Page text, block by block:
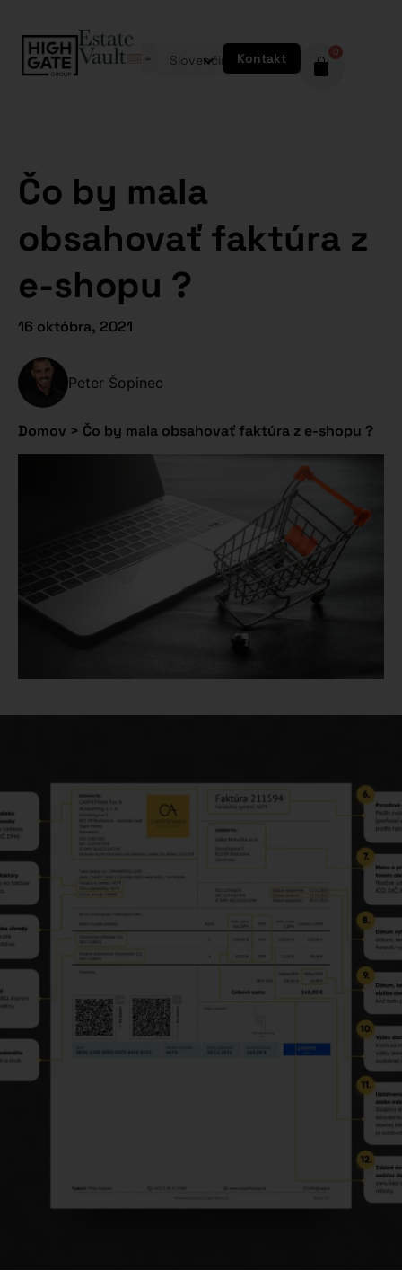
Slovenčina Kontakt 0
Čo by mala
obsahovať faktúra z
e-shopu ?
16 októbra, 2021
Peter Šopinec
Domov > Čo by mala obsahovať faktúra z e-shopu ?